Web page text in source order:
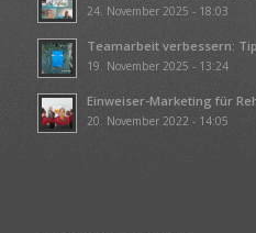
24. November 2025 - 18:03
Teamarbeit verbessern:
19. November 2025 - 13:24
Einweiser-Marketing für
20. November 2022 - 14:05